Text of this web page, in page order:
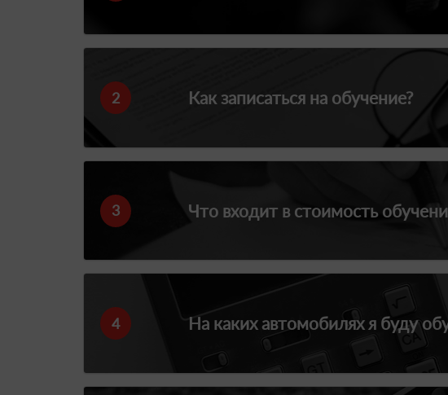
2 Как записаться на обучение?
3 Что входит в стоимость
4 На каких автомобилях я буду